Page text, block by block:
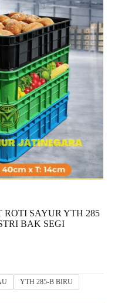
SAYUR YTH 285
BAK SEGI
YTH 285-B BIRU